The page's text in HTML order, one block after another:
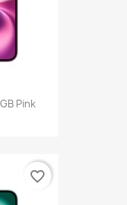
Pink
favorite_border